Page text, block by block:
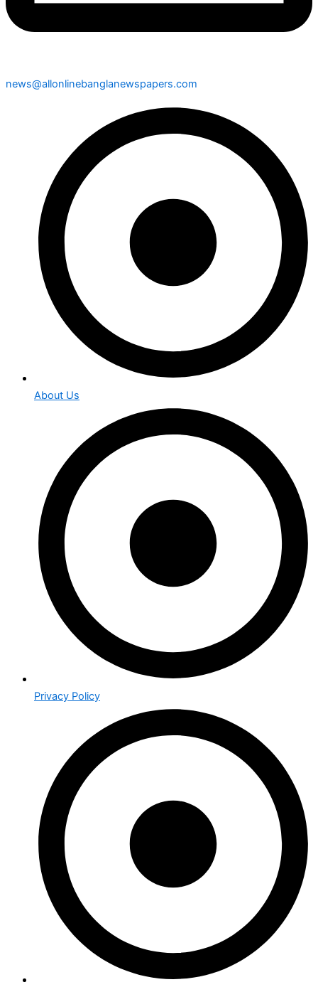
news@allonlinebanglanewspapers.com
About Us
Privacy Policy